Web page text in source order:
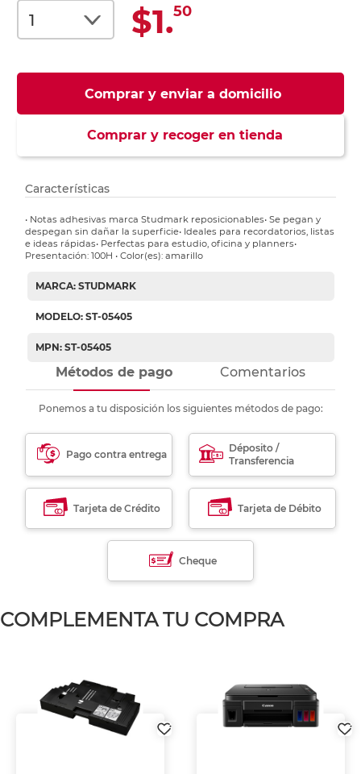
$1.50
Comprar y enviar a domicilio
Comprar y recoger en tienda
Características
• Notas adhesivas marca Studmark reposicionables• Se pegan y
despegan sin dañar la superficie• Ideales para recordatorios, listas
e ideas rápidas• Perfectas para estudio, oficina y planners•
Presentación: 100H • Color(es): amarillo
MARCA: STUDMARK
MODELO: ST-05405
MPN: ST-05405
Métodos de pago Comentarios
Ponemos a tu disposición los siguientes métodos de pago:
Pago contra entrega
Déposito /
Transferencia
Tarjeta de Crédito Tarjeta de Débito
Cheque
COMPLEMENTA TU COMPRA